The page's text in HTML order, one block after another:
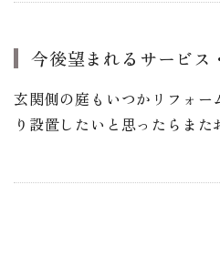
今後望まれるサービス
玄関側の庭もいつかリフォ
り設置したいと思ったらまた